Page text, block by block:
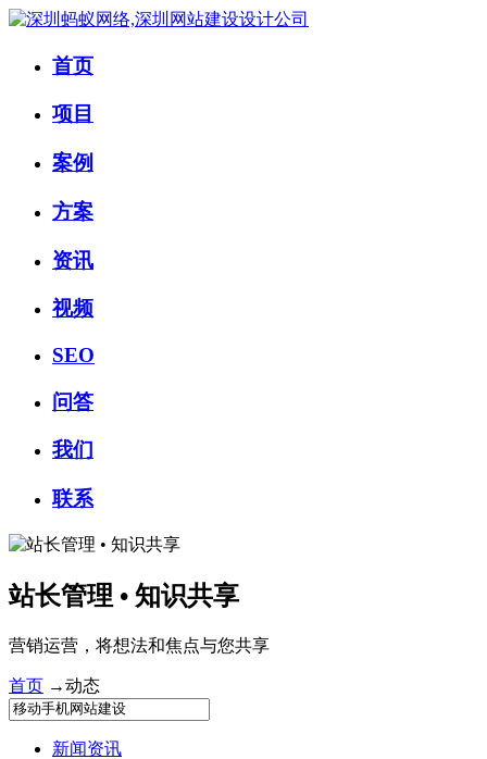
首页
项目
案例
方案
资讯
视频
SEO
问答
我们
联系
站长管理 • 知识共享
营销运营，将想法和焦点与您共享
首页 →动态
新闻资讯